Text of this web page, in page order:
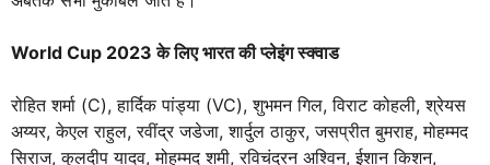
World Cup 2023 के लिए भारत की प्लेइंग स्क्वाड
रोहित शर्मा (C), हार्दिक पांड्या (VC), शुभमन गिल, विराट कोहली, श्रेयस
अय्यर, केएल राहुल, रवींद्र जडेजा, शार्दुल ठाकुर, जसप्रीत बुमराह, मोहम्मद
सिराज, कुलदीप यादव, मोहम्मद शमी, रविचंद्रन अश्विन, ईशान किशन,